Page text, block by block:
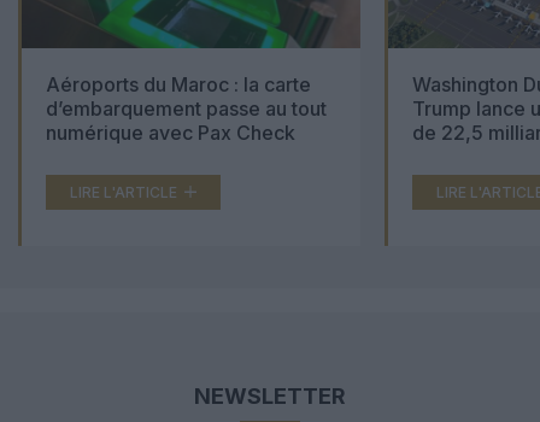
Aéroports du Maroc : la carte
d’embarquement passe au tout
numérique avec Pax Check
LIRE L'ARTICLE
Washington
Trump lance
de 22,5
LIRE
NEWSLETTER